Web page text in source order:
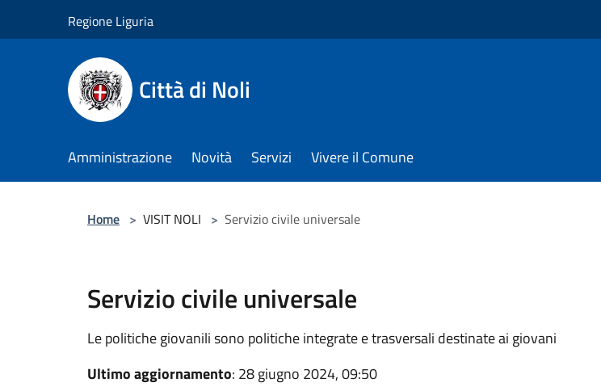
Regione Liguria
Città di Noli
Amministrazione Novità Servizi Vivere il Comune
Home > VISIT NOLI > Servizio civile universale
Servizio civile universale
Le politiche giovanili sono politiche integrate e trasversali destinate ai giovani
Ultimo aggiornamento: 28 giugno 2024, 09:50